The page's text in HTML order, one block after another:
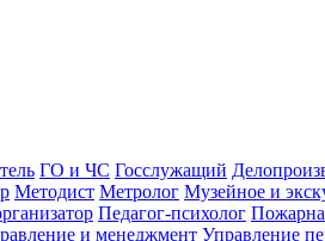
ГО и ЧС Госслужащий
Методист Метролог Музейное и
Педагог-психолог
и менеджмент Управление